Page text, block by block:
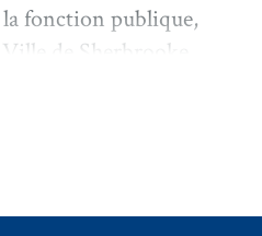
fonction publique,
de Sherbrooke